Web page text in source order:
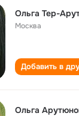
Ольга Тер-
Москва
Добавить в
Ольга